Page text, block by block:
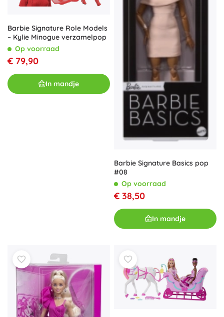
Barbie Signature Role Models
– Kylie Minogue verzamelpop
Op voorraad
€ 79,90
In mandje
Barbie Signature Basics pop
#08
Op voorraad
€ 38,50
In mandje